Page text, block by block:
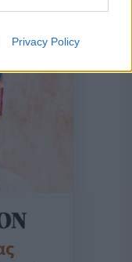
Privacy Policy